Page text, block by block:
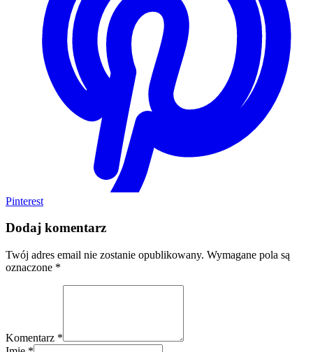
Pinterest
Dodaj komentarz
Twój adres email nie zostanie opublikowany. Wymagane pola są
oznaczone *
Komentarz *